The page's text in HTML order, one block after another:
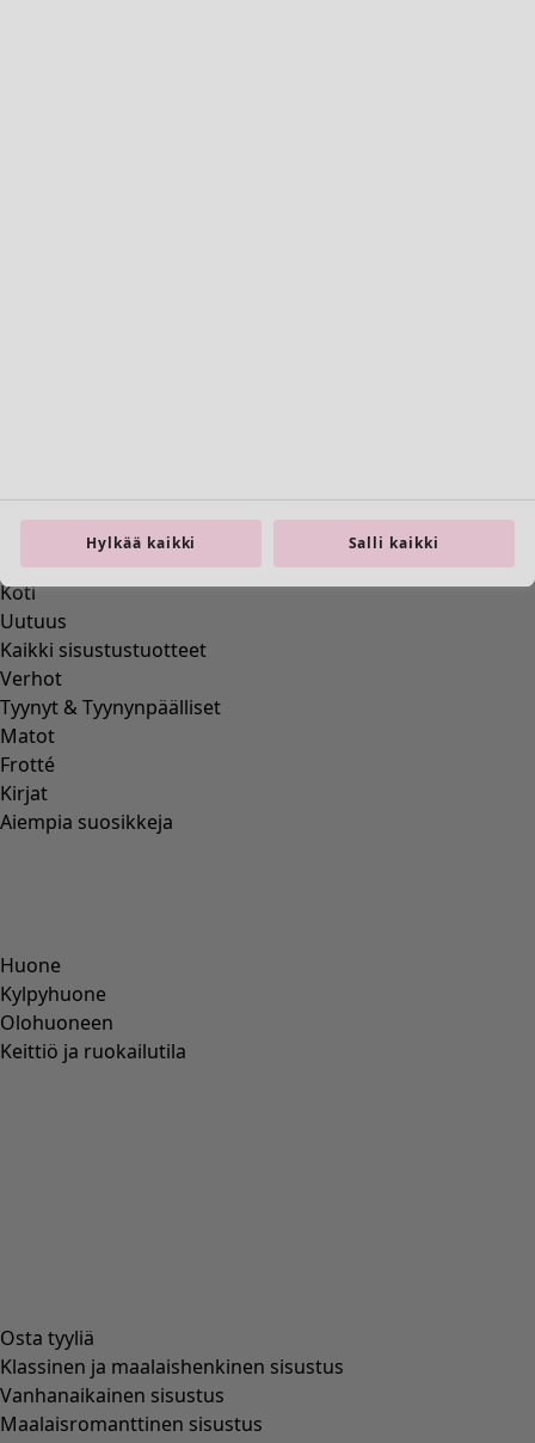
Koti
Uutuus
Kaikki sisustustuotteet
Verhot
Tyynyt & Tyynynpäälliset
Matot
Frotté
Kirjat
Aiempia suosikkeja
Huone
Kylpyhuone
Olohuoneen
Keittiö ja ruokailutila
Osta tyyliä
Klassinen ja maalaishenkinen sisustus
Vanhanaikainen sisustus
Maalaisromanttinen sisustus
Hylkää kaikki Salli kaikki